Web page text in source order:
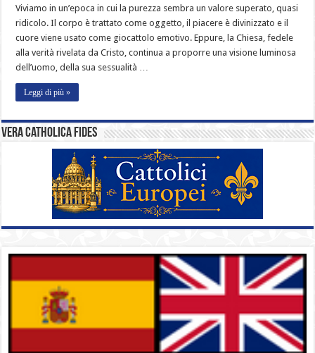
Viviamo in un’epoca in cui la purezza sembra un valore superato, quasi
ridicolo. Il corpo è trattato come oggetto, il piacere è divinizzato e il
cuore viene usato come giocattolo emotivo. Eppure, la Chiesa, fedele
alla verità rivelata da Cristo, continua a proporre una visione luminosa
dell’uomo, della sua sessualità …
Leggi di più »
Vera catholica fides